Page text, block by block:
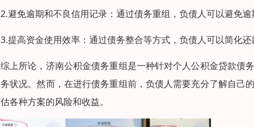
2.避免逾期和不良信用记录：通过债务重组，负债人可以避免
3.提高资金使用效率：通过债务整合等方式，负债人可以简化
综上所论，济南公积金债务重组是一种针对个人公积金贷款债
务状况。然而，在进行债务重组前，负债人需要充分了解自己
估各种方案的风险和收益。